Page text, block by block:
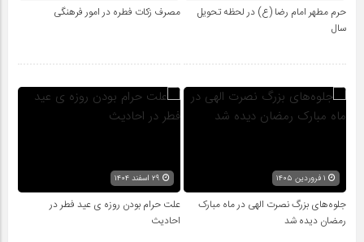
حرم مطهر امام رضا (ع) در لحظه تحویل
سال
مصرف زکات فطره در امور فرهنگی
جلوه‌های بزرگ نصرت الهی در ماه مبارک
رمضان دیده شد
علت حرام بودن روزه ی عید فطر در
احادیث